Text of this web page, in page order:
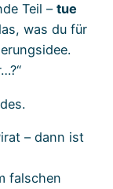
Teil – tue
was du für
– dann ist
falschen